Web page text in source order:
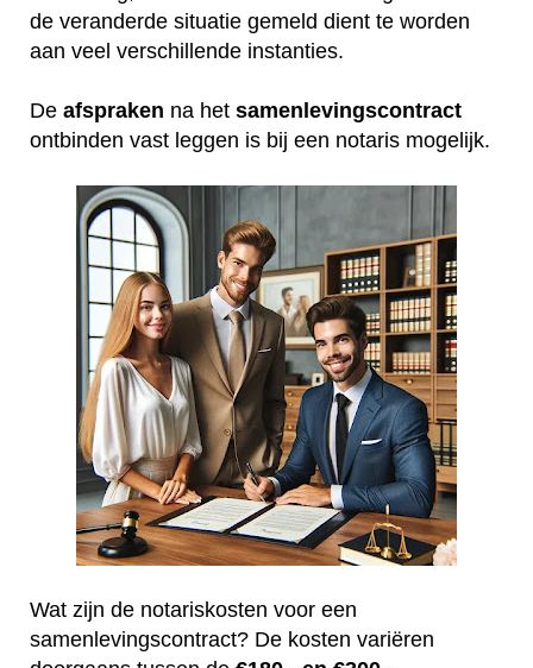
de veranderde situatie gemeld dient te worden
aan veel verschillende instanties.
De afspraken na het samenlevingscontract
ontbinden vast leggen is bij een notaris mogelijk.
Wat zijn de notariskosten voor een
samenlevingscontract? De kosten variëren